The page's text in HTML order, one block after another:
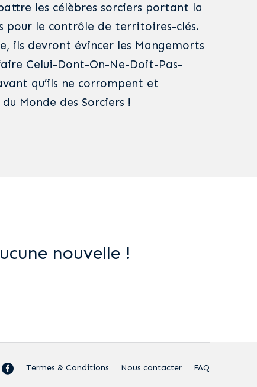
les célèbres sorciers portant la
pour le contrôle de territoires-clés.
ils devront évincer les Mangemorts
Celui-Dont-On-Ne-Doit-Pas-
qu’ils ne corrompent et
Monde des Sorciers !
nouvelle !
Termes & Conditions Nous contacter FAQ